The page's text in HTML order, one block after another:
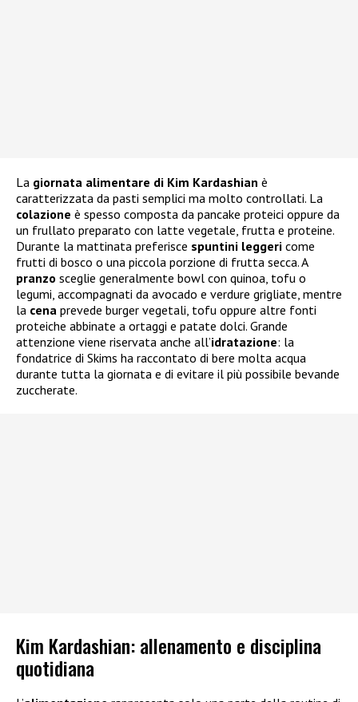
La giornata alimentare di Kim Kardashian è
caratterizzata da pasti semplici ma molto controllati. La
colazione è spesso composta da pancake proteici oppure da
un frullato preparato con latte vegetale, frutta e proteine.
Durante la mattinata preferisce spuntini leggeri come
frutti di bosco o una piccola porzione di frutta secca. A
pranzo sceglie generalmente bowl con quinoa, tofu o
legumi, accompagnati da avocado e verdure grigliate, mentre
la cena prevede burger vegetali, tofu oppure altre fonti
proteiche abbinate a ortaggi e patate dolci. Grande
attenzione viene riservata anche all’idratazione: la
fondatrice di Skims ha raccontato di bere molta acqua
durante tutta la giornata e di evitare il più possibile bevande
zuccherate.
Kim Kardashian: allenamento e disciplina
quotidiana